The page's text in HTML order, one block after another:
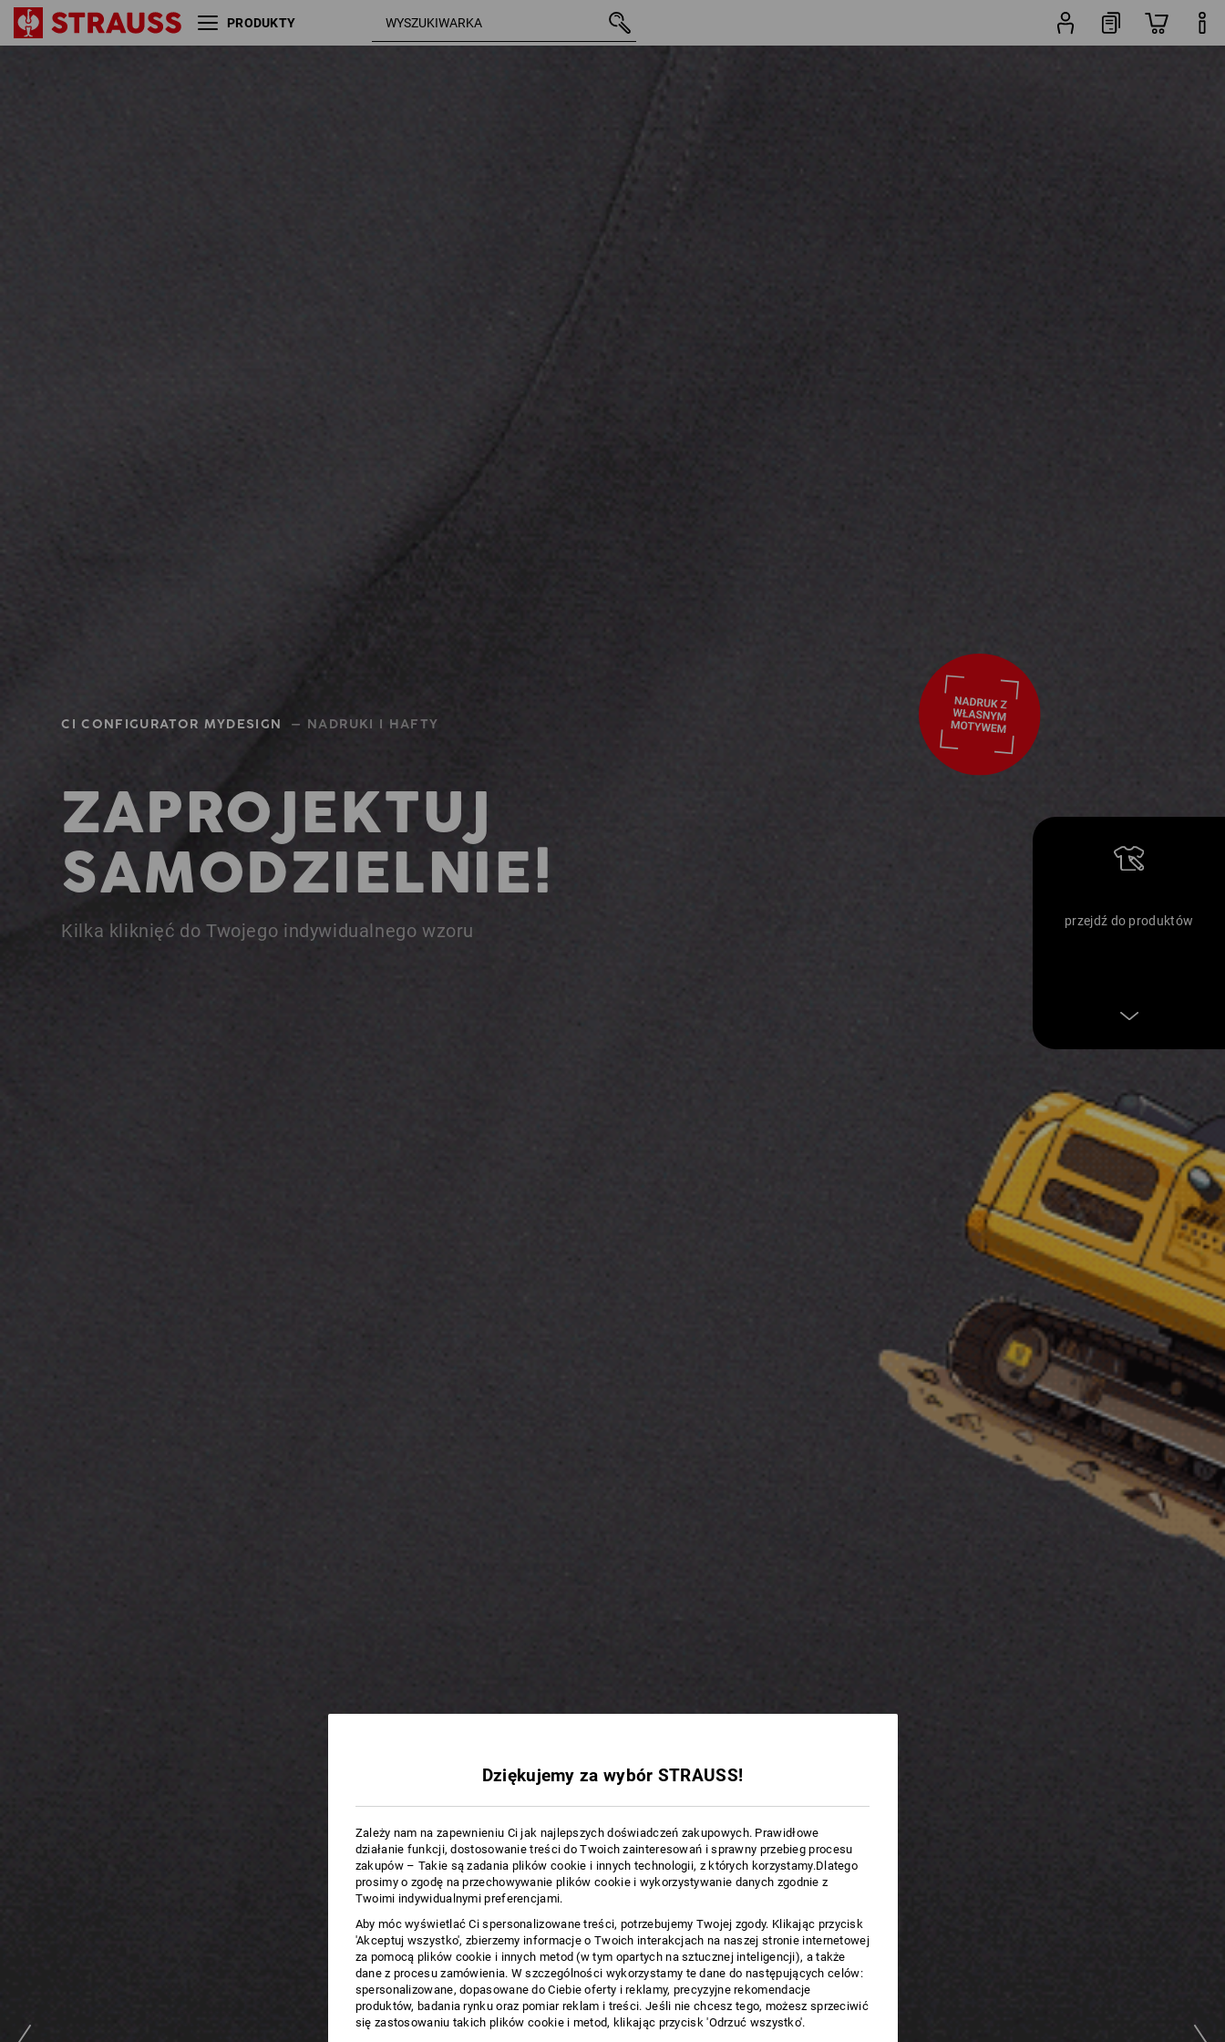
CI CONFIGURATOR MYDESIGN — NADRUKI I HAFTY
ZAPROJEKTUJ
SAMODZIELNIE!
Kilka kliknięć do Twojego indywidualnego wzoru przejdź do produktów
PRODUKTY
Dziękujemy za wybór STRAUSS!
Zależy nam na zapewnieniu Ci jak najlepszych doświadczeń zakupowych. Prawidłowe
działanie funkcji, dostosowanie treści do Twoich zainteresowań i sprawny przebieg procesu
zakupów – Takie są zadania plików cookie i innych technologii, z których korzystamy.Dlatego
prosimy o zgodę na przechowywanie plików cookie i wykorzystywanie danych zgodnie z
Twoimi indywidualnymi preferencjami.
Aby móc wyświetlać Ci spersonalizowane treści, potrzebujemy Twojej zgody. Klikając przycisk
'Akceptuj wszystko', zbierzemy informacje o Twoich interakcjach na naszej stronie internetowej
za pomocą plików cookie i innych metod (w tym opartych na sztucznej inteligencji), a także
dane z procesu zamówienia. W szczególności wykorzystamy te dane do następujących celów:
spersonalizowane, dopasowane do Ciebie oferty i reklamy, precyzyjne rekomendacje
produktów, badania rynku oraz pomiar reklam i treści. Jeśli nie chcesz tego, możesz sprzeciwić
się zastosowaniu takich plików cookie i metod, klikając przycisk 'Odrzuć wszystko'.